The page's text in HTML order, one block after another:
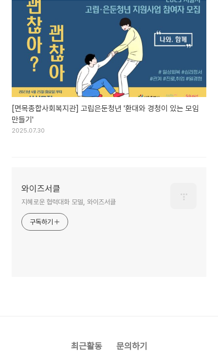
[면목종합사회복지관] 고립은둔청년 '환대와 경청이 있는 모임
만들기'
2025.07.30
와이즈서클
지혜로운 협력대화 모델, 와이즈서클
구독하기
최근활동 문의하기